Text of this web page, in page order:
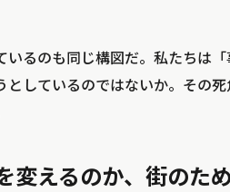
いるのも同じ構図だ。私たちは
としているのではないか。その
変えるのか、街のた